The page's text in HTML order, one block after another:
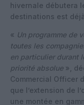
hivernale débutera
destinations est
« Un programme de
toutes les
en particulier durant
priorité absolue »,
Commercial Officer
que l’extension de
une montée en